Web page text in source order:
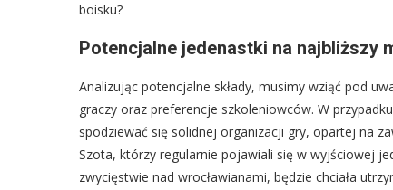
boisku?
Potencjalne jedenastki na najbliższy
Analizując potencjalne składy, musimy wziąć pod
graczy oraz preferencje szkoleniowców. W przypadku
spodziewać się solidnej organizacji gry, opartej na
Szota, którzy regularnie pojawiali się w wyjściowej
zwycięstwie nad wrocławianami, będzie chciała